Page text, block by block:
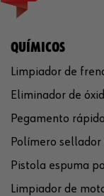
QUÍMICOS
Limpiador de
Eliminador de
Pegamento rápido
Polímero sellador
Pistola espuma
Limpiador de